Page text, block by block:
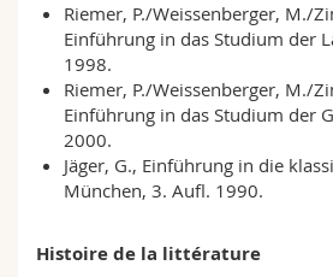
Riemer, P./Weissenberger, M./
Einführung in das Studium der
1998.
Riemer, P./Weissenberger, M./
Einführung in das Studium der
2000.
Jäger, G., Einführung in die
München, 3. Aufl. 1990.
Histoire de la littérature